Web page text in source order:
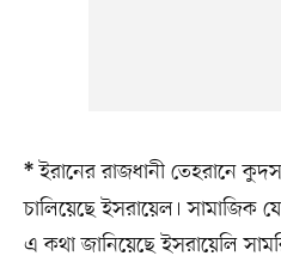
*ইরানের রাজধানী তেহরানে
চালিয়েছে ইসরায়েল। সামাজিক
এ কথা জানিয়েছে ইসরায়েলি